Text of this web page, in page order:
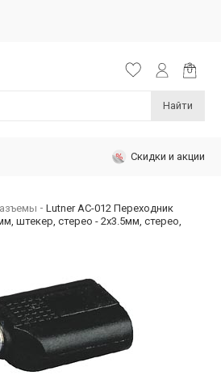
Найти
Скидки и акции
Lutner AC-012 Переходник
штекер, стерео - 2х3.5мм, стерео,